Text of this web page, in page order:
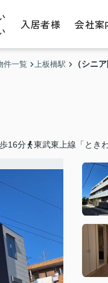
入居者様 会社案
件一覧 上板橋駅 （シニ
16分 東武東上線「とき